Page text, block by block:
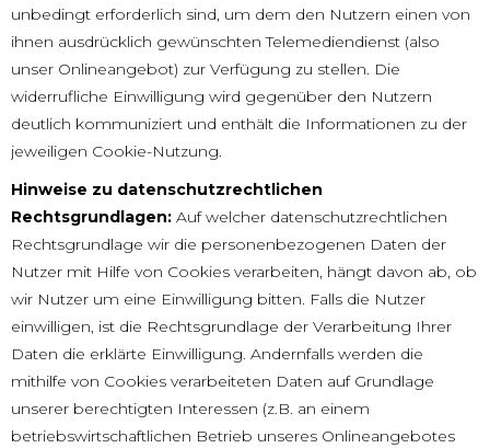
unbedingt erforderlich sind, um dem den Nutzern einen von
ihnen ausdrücklich gewünschten Telemediendienst (also
unser Onlineangebot) zur Verfügung zu stellen. Die
widerrufliche Einwilligung wird gegenüber den Nutzern
deutlich kommuniziert und enthält die Informationen zu der
jeweiligen Cookie-Nutzung.
Hinweise zu datenschutzrechtlichen
Rechtsgrundlagen: Auf welcher datenschutzrechtlichen
Rechtsgrundlage wir die personenbezogenen Daten der
Nutzer mit Hilfe von Cookies verarbeiten, hängt davon ab, ob
wir Nutzer um eine Einwilligung bitten. Falls die Nutzer
einwilligen, ist die Rechtsgrundlage der Verarbeitung Ihrer
Daten die erklärte Einwilligung. Andernfalls werden die
mithilfe von Cookies verarbeiteten Daten auf Grundlage
unserer berechtigten Interessen (z.B. an einem
betriebswirtschaftlichen Betrieb unseres Onlineangebotes